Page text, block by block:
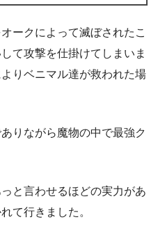
ークによって滅ぼされたこ
て攻撃を仕掛けてしまいま
りベニマル達が救われた場
りながら魔物の中で最強ク
と言わせるほどの実力があ
て行きました。